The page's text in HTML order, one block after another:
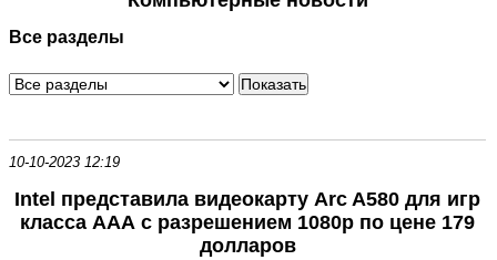
Периферия
Программное обеспечение
Все разделы
10-10-2023 12:19
Intel представила видеокарту Arc A580 для игр
класса ААА с разрешением 1080p по цене 179
долларов